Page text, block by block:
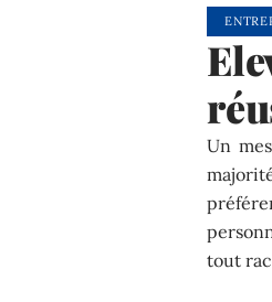
Un
tout